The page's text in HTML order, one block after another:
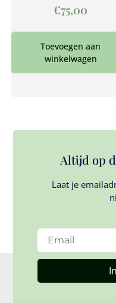
€75,00
Toevoegen aan
winkelwagen
Altijd op
Laat je